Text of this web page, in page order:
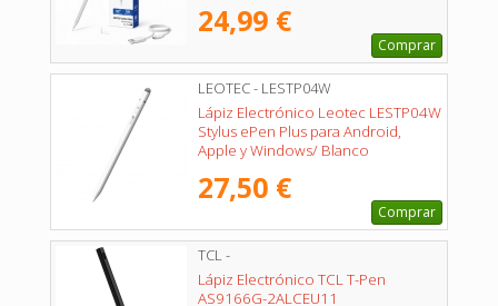
24,99 €
Comprar
LEOTEC - LESTP04W
Lápiz Electrónico Leotec LESTP04W
Stylus ePen Plus para Android,
Apple y Windows/ Blanco
27,50 €
Comprar
TCL -
Lápiz Electrónico TCL T-Pen
AS9166G-2ALCEU11